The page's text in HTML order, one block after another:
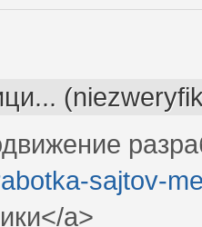
sajtov-
a>